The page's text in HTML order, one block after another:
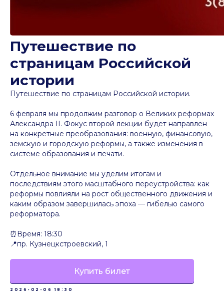
Путешествие по
страницам Российской
истории
Путешествие по страницам Российской истории.
6 февраля мы продолжим разговор о Великих реформах
Александра II. Фокус второй лекции будет направлен
на конкретные преобразования: военную, финансовую,
земскую и городскую реформы, а также изменения в
системе образования и печати.
Отдельное внимание мы уделим итогам и
последствиям этого масштабного переустройства: как
реформы повлияли на рост общественного движения и
каким образом завершилась эпоха — гибелью самого
реформатора.
⏰Время: 18:30
📍пр. Кузнецкстроевский, 1
Купить билет
2026-02-06 18:30